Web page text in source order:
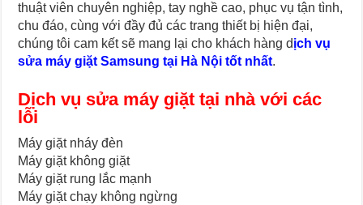
thuật viên chuyên nghiệp, tay nghề cao, phục vụ tận tình,
chu đáo, cùng với đầy đủ các trang thiết bị hiện đại,
chúng tôi cam kết sẽ mang lại cho khách hàng dịch vụ
sửa máy giặt Samsung tại Hà Nội tốt nhất.
Dịch vụ sửa máy giặt tại nhà với các
lỗi
Máy giặt nháy đèn
Máy giặt không giặt
Máy giặt rung lắc mạnh
Máy giặt chạy không ngừng